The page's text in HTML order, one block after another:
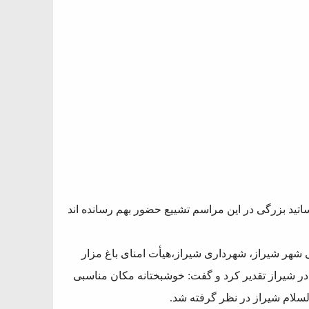
بزرگی در این مراسم تشییع حضور بهم رسانده اند
شیراز، شهرداری شیراز،هیأت امنای باغ مزار
شیراز تقدیر کرد و گفت: خوشبختانه مکان مناسبی
شیراز در نظر گرفته شد.